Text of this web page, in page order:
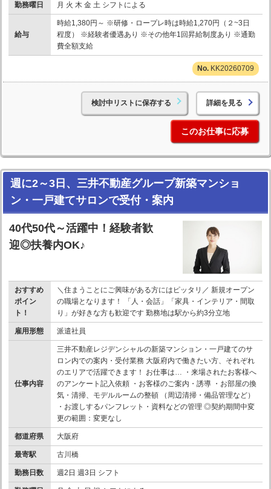
勤務曜日 月 火 木 金 土 シフトによる
給与
時給1,380円～ ※研修・ロープレ時は時給1,270円（２~3日
程度） ※経験者優遇あり ※その他年1回昇給制度あり ※通勤
費全額支給
KK20260709
検討中リストに保存する 詳細を見る
このお仕事に応募
週に2～3日、三井不動産グループ新築マンショ
ン・一戸建てサロンで受付・案内
40代50代～活躍中！経験者歓
迎◎扶養内OK♪
おすすめ
ポイン
ト！
＼住まうことにご興味がある方にはピッタリ／ 新規オープン
の職場となります！ 「人・会話」「家具・インテリア・間取
り」が好きな方も歓迎です 勤務地は駅から約3分立地
雇用形態 派遣社員
仕事内容
三井不動産レジデンシャルの新築マンション・一戸建てのサ
ロン内での案内・受付業務 大阪府内で働きたい方、それぞれ
のエリアで活躍できます！ お仕事は… ・来場されたお客様へ
のアンケート記入依頼 ・お客様のご案内・誘導 ・お部屋の換
気・清掃、モデルルームの整頓 （周辺清掃・備品管理など）
・お渡しするパンフレット・資料などの管理 ◎契約期間中変
更の範囲：変更なし
都道府県 大阪府
最寄駅 古川橋
勤務日数 週2日 週3日 シフト